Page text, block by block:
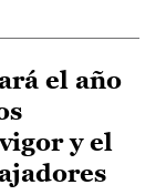
el año
y el